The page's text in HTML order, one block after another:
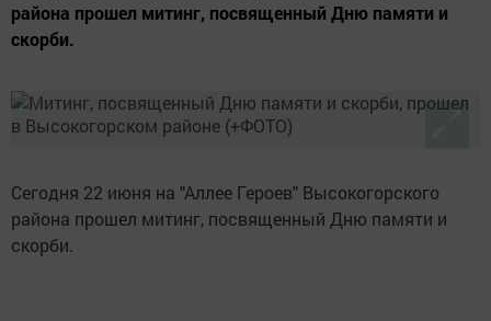
района прошел митинг, посвященный Дню памяти и
скорби.
Сегодня 22 июня на "Аллее Героев" Высокогорского
района прошел митинг, посвященный Дню памяти и
скорби.